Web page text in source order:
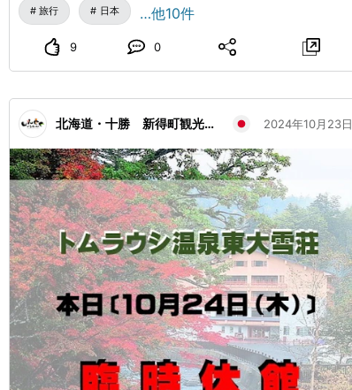
ンダー🪻」 新得町ー「サホロ湖の深く輝くブルー🫐」
に優しい色使いで、マットで上品な紙の質感で、こだわ
りを感じられるパンフレットとなっています。 デジタ
ル化が進んでいる中、逆行の紙パンフレットですが、是
非一度手に取ってページを捲っていただきたいです。
(個人的にページを捲る音にも注目していほしいところ
です💡) 隣町同士で共同パンフレットがあるというのが
珍しいみたいです。 なので道の駅や観光協会窓口にお
越しの際は、是非手に取って、見て、触ってみてくださ
い！ お待ちしてます💁‍♀️ #北海道 #新得町 #南富良野町 #
鹿追町 #しんとく #なんぷ #しかおい #新得町観光協会
#南富良野まちづくり観光協会 #鹿追町観光協会 #3町合
同 #パンフレット #hokkaido #hokkaidotrip
#hokkaidotourism #tourism #shintoku
#minamihurano #shikaoi #welcomeshintoku
#discovershintoku
旅行 日本 …他10件
9 0
北海道・十勝 新得町観光協会 2024年10月23日